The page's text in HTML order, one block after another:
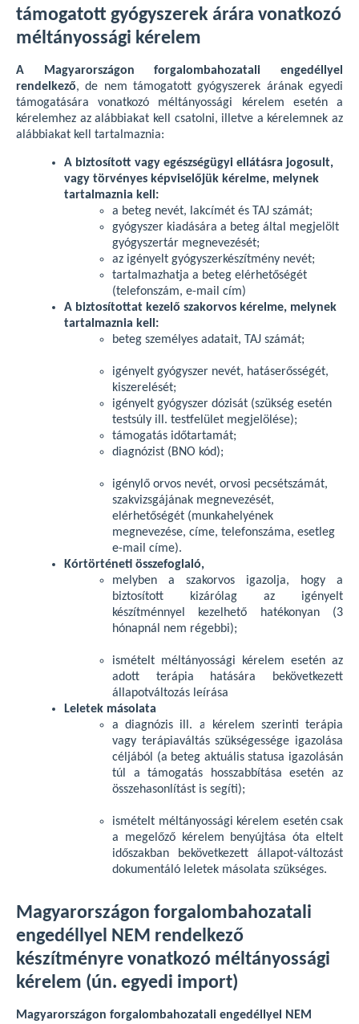
támogatott gyógyszerek árára vonatkozó
méltányossági kérelem
A Magyarországon forgalombahozatali engedéllyel
rendelkező, de nem támogatott gyógyszerek árának egyedi
támogatására vonatkozó méltányossági kérelem esetén a
kérelemhez az alábbiakat kell csatolni, illetve a kérelemnek az
alábbiakat kell tartalmaznia:
A biztosított vagy egészségügyi ellátásra jogosult,
vagy törvényes képviselőjük kérelme, melynek
tartalmaznia kell:
a beteg nevét, lakcímét és TAJ számát;
gyógyszer kiadására a beteg által megjelölt
gyógyszertár megnevezését;
az igényelt gyógyszerkészítmény nevét;
tartalmazhatja a beteg elérhetőségét
(telefonszám, e-mail cím)
A biztosítottat kezelő szakorvos kérelme, melynek
tartalmaznia kell:
beteg személyes adatait, TAJ számát;
igényelt gyógyszer nevét, hatáserősségét,
kiszerelését;
igényelt gyógyszer dózisát (szükség esetén
testsúly ill. testfelület megjelölése);
támogatás időtartamát;
diagnózist (BNO kód);
igénylő orvos nevét, orvosi pecsétszámát,
szakvizsgájának megnevezését,
elérhetőségét (munkahelyének
megnevezése, címe, telefonszáma, esetleg
e-mail címe).
Kórtörténeti összefoglaló,
melyben a szakorvos igazolja, hogy a
biztosított kizárólag az igényelt
készítménnyel kezelhető hatékonyan (3
hónapnál nem régebbi);
ismételt méltányossági kérelem esetén az
adott terápia hatására bekövetkezett
állapotváltozás leírása
Leletek másolata
a diagnózis ill. a kérelem szerinti terápia
vagy terápiaváltás szükségessége igazolása
céljából (a beteg aktuális statusa igazolásán
túl a támogatás hosszabbítása esetén az
összehasonlítást is segíti);
ismételt méltányossági kérelem esetén csak
a megelőző kérelem benyújtása óta eltelt
időszakban bekövetkezett állapot-változást
dokumentáló leletek másolata szükséges.
Magyarországon forgalombahozatali
engedéllyel NEM rendelkező
készítményre vonatkozó méltányossági
kérelem (ún. egyedi import)
Magyarországon forgalombahozatali engedéllyel NEM